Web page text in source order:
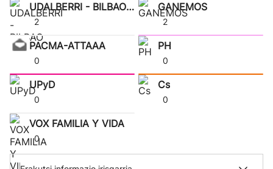
UDALBERRI - BILBAO E
2
GANEMOS
2
PACMA-ATTAAA
0
PH
0
UPyD
0
Cs
0
VOX FAMILIA Y VIDA
0